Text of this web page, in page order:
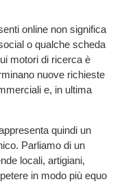
online non significa
o qualche scheda
motori di ricerca è
nuove richieste
e, in ultima
quindi un
Parliamo di un
locali, artigiani,
in modo più equo